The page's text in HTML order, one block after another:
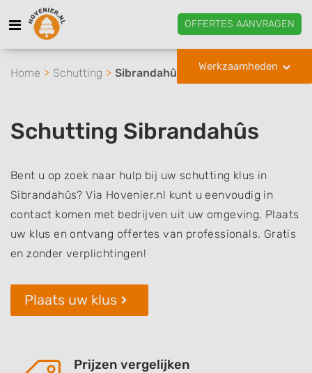
OFFERTES AANVRAGEN
Werkzaamheden
Home Schutting Sibrandahûs
Schutting Sibrandahûs
Bent u op zoek naar hulp bij uw schutting klus in
Sibrandahûs? Via Hovenier.nl kunt u eenvoudig in
contact komen met bedrijven uit uw omgeving. Plaats
uw klus en ontvang offertes van professionals. Gratis
en zonder verplichtingen!
Plaats uw klus
Prijzen vergelijken